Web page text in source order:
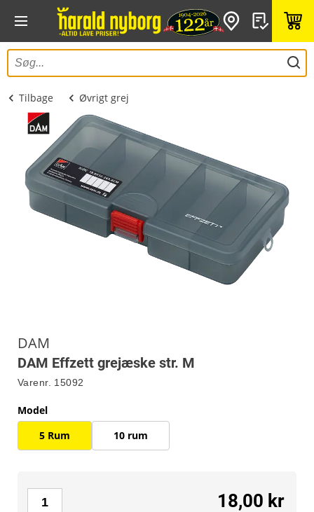
Tilbage Øvrigt grej
DAM
DAM Effzett grejæske str. M
Varenr. 15092
Model
5 Rum
10 rum
18,00 kr